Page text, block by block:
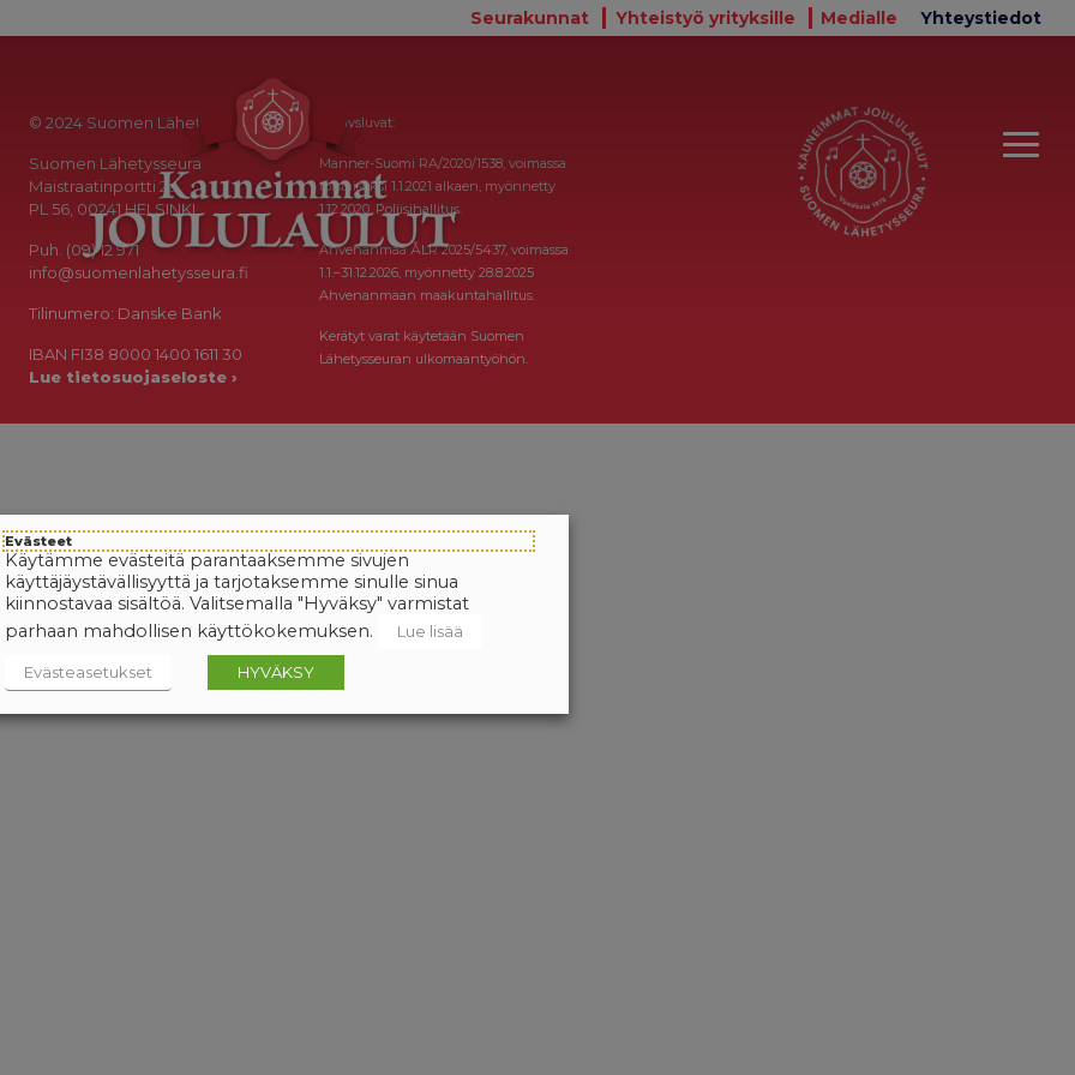
Seurakunnat Yhteistyö yrityksille Medialle Yhteystiedot
© 2024 Suomen Lähetysseura
Suomen Lähetysseura
Maistraatinportti 2a
PL 56, 00241 HELSINKI
Puh. (09) 12 971
info@suomenlahetysseura.fi
Tilinumero: Danske Bank
IBAN FI38 8000 1400 1611 30
Lue tietosuojaseloste ›
Keräysluvat:
Manner-Suomi RA/2020/1538, voimassa
toistaiseksi 1.1.2021 alkaen, myönnetty
1.12.2020, Poliisihallitus.
Ahvenanmaa ÅLR 2025/5437, voimassa
1.1.–31.12.2026, myönnetty 28.8.2025
Ahvenanmaan maakuntahallitus.
Kerätyt varat käytetään Suomen
Lähetysseuran ulkomaantyöhön.
Evästeet
Käytämme evästeitä parantaaksemme sivujen
käyttäjäystävällisyyttä ja tarjotaksemme sinulle sinua
kiinnostavaa sisältöä. Valitsemalla "Hyväksy" varmistat
parhaan mahdollisen käyttökokemuksen.
Lue lisää
Evästeasetukset HYVÄKSY